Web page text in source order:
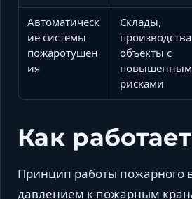
Автоматическ
ие системы
пожаротушен
ия
Склады,
объекты с
рисками
Как
Принцип работы пожарного
давлением к пожарным